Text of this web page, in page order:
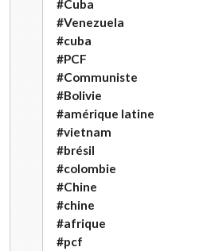
#Cuba
#Venezuela
#cuba
#PCF
#Communiste
#Bolivie
#amérique latine
#vietnam
#brésil
#colombie
#Chine
#chine
#afrique
#pcf